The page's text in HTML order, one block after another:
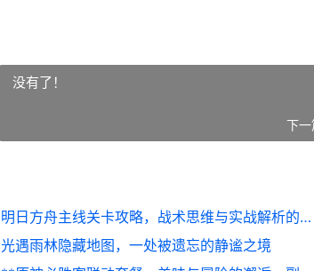
没有了！
下一
明日方舟主线关卡攻略，战术思维与实战解析的进阶之路
光遇雨林隐藏地图，一处被遗忘的静谧之境